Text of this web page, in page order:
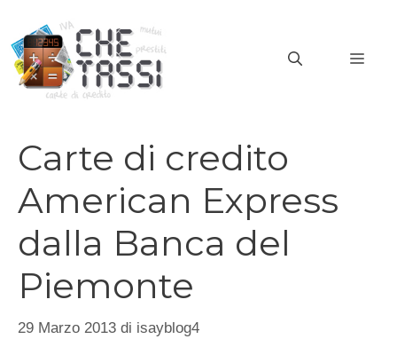
contenuto
Carte di credito
American Express
dalla Banca del
Piemonte
29 Marzo 2013 di isayblog4